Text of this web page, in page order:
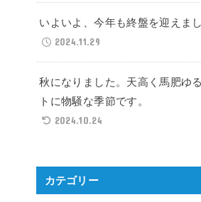
いよいよ、今年も終盤を迎えまし
2024.11.29
秋になりました。天高く馬肥ゆ
トに物騒な季節です。
2024.10.24
カテゴリー